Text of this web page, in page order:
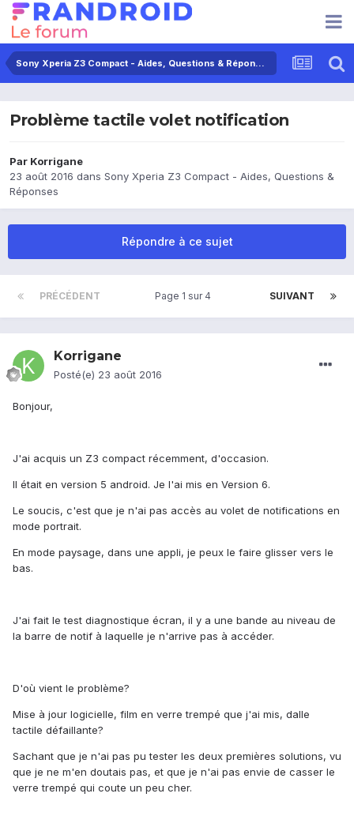
Sony Xperia Z3 Compact - Aides, Questions & Réponses
Problème tactile volet notification
Par Korrigane
23 août 2016 dans Sony Xperia Z3 Compact - Aides, Questions &
Réponses
Répondre à ce sujet
PRÉCÉDENT SUIVANT
Page 1 sur 4
Korrigane
Posté(e) 23 août 2016
Bonjour,
J'ai acquis un Z3 compact récemment, d'occasion.
Il était en version 5 android. Je l'ai mis en Version 6.
Le soucis, c'est que je n'ai pas accès au volet de notifications en
mode portrait.
En mode paysage, dans une appli, je peux le faire glisser vers le
bas.
J'ai fait le test diagnostique écran, il y a une bande au niveau de
la barre de notif à laquelle je n'arrive pas à accéder.
D'où vient le problème?
Mise à jour logicielle, film en verre trempé que j'ai mis, dalle
tactile défaillante?
Sachant que je n'ai pas pu tester les deux premières solutions, vu
que je ne m'en doutais pas, et que je n'ai pas envie de casser le
verre trempé qui coute un peu cher.